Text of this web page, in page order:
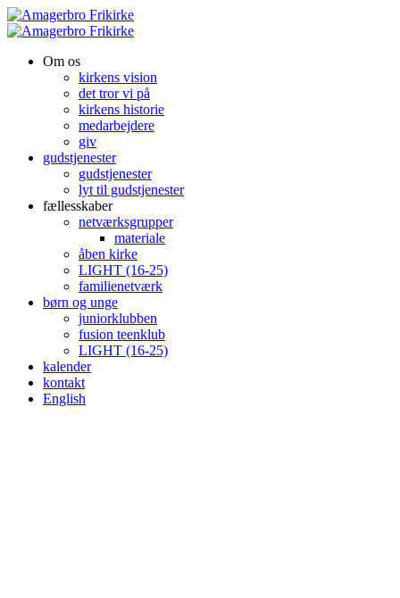
Om os
kirkens vision
det tror vi på
kirkens historie
medarbejdere
giv
gudstjenester
gudstjenester
lyt til gudstjenester
fællesskaber
netværksgrupper
materiale
åben kirke
LIGHT (16-25)
familienetværk
børn og unge
juniorklubben
fusion teenklub
LIGHT (16-25)
kalender
kontakt
English